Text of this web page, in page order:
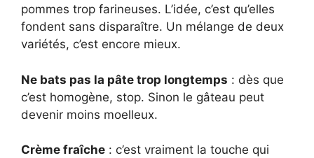
pommes trop farineuses. L’idée, c’est qu’elles
fondent sans disparaître. Un mélange de deux
variétés, c’est encore mieux.
Ne bats pas la pâte trop longtemps : dès que
c’est homogène, stop. Sinon le gâteau peut
devenir moins moelleux.
Crème fraîche : c’est vraiment la touche qui